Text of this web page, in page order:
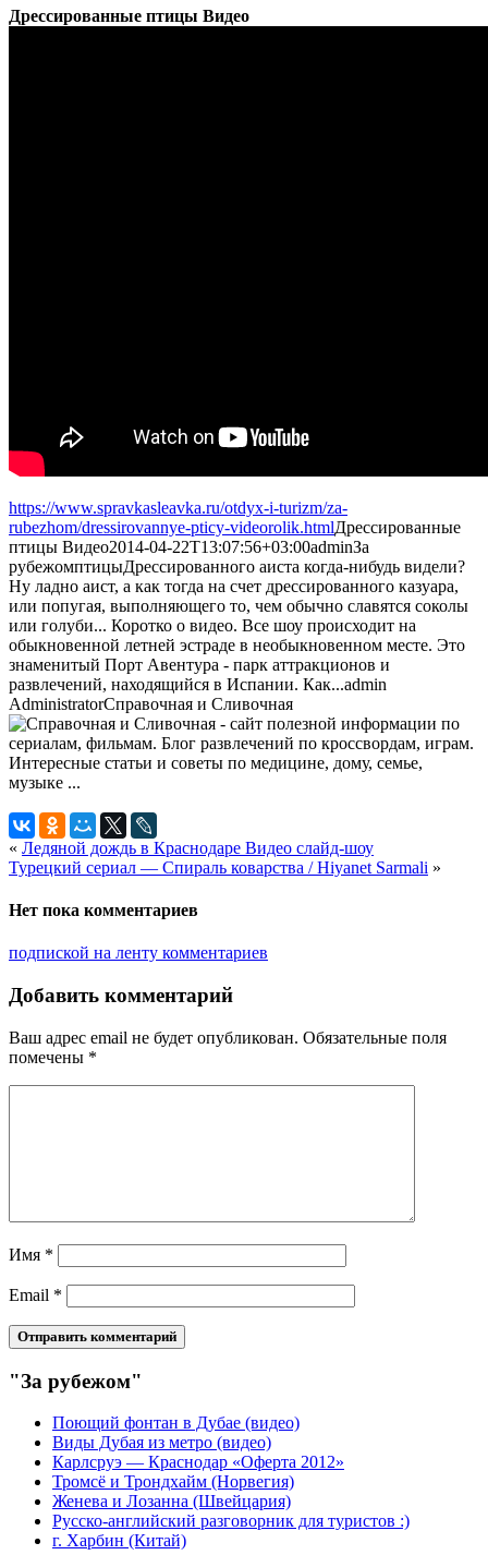
Дрессированные птицы Видео
https://www.spravkasleavka.ru/otdyx-i-turizm/za-
rubezhom/dressirovannye-pticy-videorolik.htmlДрессированные
птицы Видео2014-04-22T13:07:56+03:00adminЗа
рубежомптицыДрессированного аиста когда-нибудь видели?
Ну ладно аист, а как тогда на счет дрессированного казуара,
или попугая, выполняющего то, чем обычно славятся соколы
или голуби... Коротко о видео. Все шоу происходит на
обыкновенной летней эстраде в необыкновенном месте. Это
знаменитый Порт Авентура - парк аттракционов и
развлечений, находящийся в Испании. Как...admin
AdministratorСправочная и Сливочная
« Ледяной дождь в Краснодаре Видео слайд-шоу
Турецкий сериал — Спираль коварства / Hiyanet Sarmali »
Нет пока комментариев
подпиской на ленту комментариев
Добавить комментарий
Ваш адрес email не будет опубликован. Обязательные поля
помечены *
Имя *
Email *
"За рубежом"
Поющий фонтан в Дубае (видео)
Виды Дубая из метро (видео)
Карлсруэ — Краснодар «Оферта 2012»
Тромсё и Трондхайм (Норвегия)
Женева и Лозанна (Швейцария)
Русско-английский разговорник для туристов :)
г. Харбин (Китай)